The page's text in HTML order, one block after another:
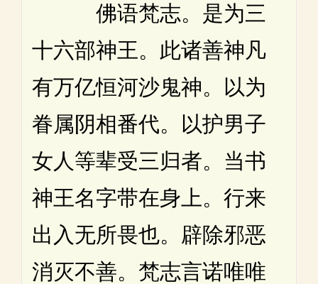
佛语梵志。是为三
十六部神王。此诸善神凡
有万亿恒河沙鬼神。以为
眷属阴相番代。以护男子
女人等辈受三归者。当书
神王名字带在身上。行来
出入无所畏也。辟除邪恶
消灭不善。梵志言诺唯唯